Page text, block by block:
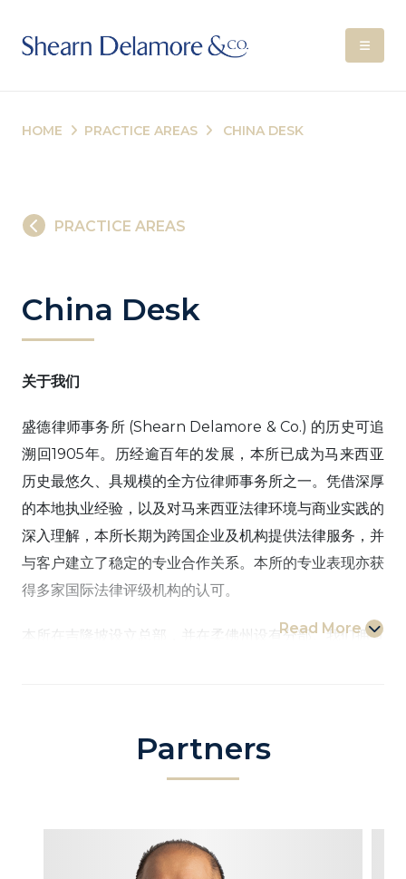
HOME PRACTICE AREAS CHINA DESK
PRACTICE AREAS
China Desk
关于我们
盛德律师事务所 (Shearn Delamore & Co.) 的历史可追
溯回1905年。历经逾百年的发展，本所已成为马来西亚
历史最悠久、具规模的全方位律师事务所之一。凭借深厚
的本地执业经验，以及对马来西亚法律环境与商业实践的
深入理解，本所长期为跨国企业及机构提供法律服务，并
与客户建立了稳定的专业合作关系。本所的专业表现亦获
得多家国际法律评级机构的认可。
本所在吉隆坡设立总部，并在柔佛州设有分部。我们拥有
跨境事务高效推进， 并通过跨领域、跨专业的合作，为
盛德的律师团队具备法律专业教育背景与执业经验，擅长
Read More
Partners